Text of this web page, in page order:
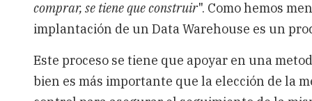
comprar, se tiene que construir". Como hemos
implantación de un Data Warehouse es un
Este proceso se tiene que apoyar en una
bien es más importante que la elección de la